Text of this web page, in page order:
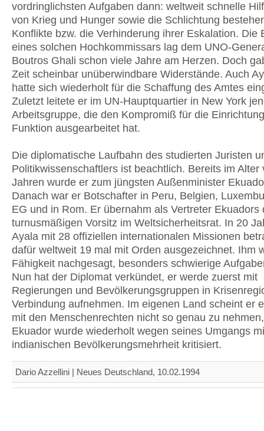
vordringlichsten Aufgaben dann: weltweit schnelle
von Krieg und Hunger sowie die Schlichtung
Konflikte bzw. die Verhinderung ihrer Eskalation. Die
eines solchen Hochkommissars lag dem UNO-
Boutros Ghali schon viele Jahre am Herzen. Doch
Zeit scheinbar unüberwindbare Widerstände. Auch
hatte sich wiederholt für die Schaffung des Amtes
Zuletzt leitete er im UN-Hauptquartier in New York
Arbeitsgruppe, die den Kompromiß für die
Funktion ausgearbeitet hat.
Die diplomatische Laufbahn des studierten Juristen
Politikwissenschaftlers ist beachtlich. Bereits im Alter
Jahren wurde er zum jüngsten Außenminister
Danach war er Botschafter in Peru, Belgien,
EG und in Rom. Er übernahm als Vertreter Ekuadors
turnusmäßigen Vorsitz im Weltsicherheitsrat. In 20
Ayala mit 28 offiziellen internationalen Missionen
dafür weltweit 19 mal mit Orden ausgezeichnet. Ihm
Fähigkeit nachgesagt, besonders schwierige
Nun hat der Diplomat verkündet, er werde zuerst mit
Regierungen und Bevölkerungsgruppen in
Verbindung aufnehmen. Im eigenen Land scheint er
mit den Menschenrechten nicht so genau zu
Ekuador wurde wiederholt wegen seines Umgangs
indianischen Bevölkerungsmehrheit kritisiert.
Dario Azzellini | Neues Deutschland, 10.02.1994